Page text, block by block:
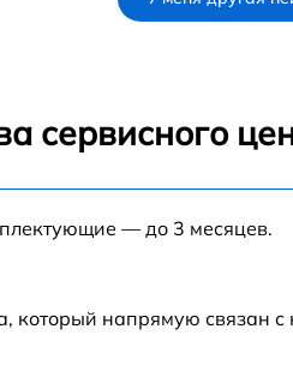
от 60
сервисного
— до 3 месяцев.
который напрямую связан